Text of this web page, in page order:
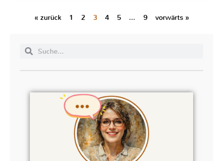
« zurück 1 2 3 4 5 … 9 vorwärts »